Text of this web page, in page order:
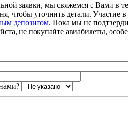
заявки, мы свяжемся с Вами в
чтобы уточнить детали. Участие в
депозитом. Пока мы не
не покупайте авиабилеты,